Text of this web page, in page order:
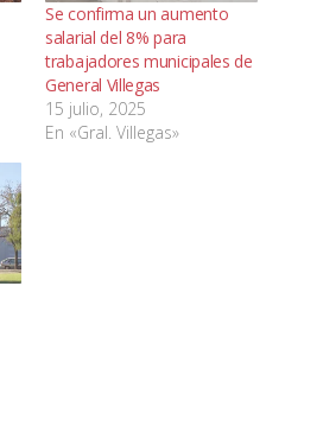
Se confirma un aumento
salarial del 8% para
trabajadores municipales de
General Villegas
15 julio, 2025
En «Gral. Villegas»